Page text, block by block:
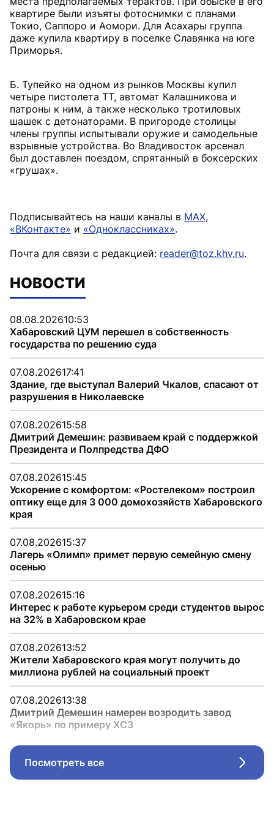
квартире были изъяты фотоснимки с планами
Токио, Саппоро и Аомори. Для Асахары группа
даже купила квартиру в поселке Славянка на юге
Приморья.
Б. Тупейко на одном из рынков Москвы купил
четыре пистолета ТТ, автомат Калашникова и
патроны к ним, а также несколько тротиловых
шашек с детонаторами. В пригороде столицы
члены группы испытывали оружие и самодельные
взрывные устройства. Во Владивосток арсенал
был доставлен поездом, спрятанный в боксерских
«грушах».
Подписывайтесь на наши каналы в MAX,
«ВКонтакте» и «Одноклассниках».
Почта для связи с редакцией: reader@toz.khv.ru.
НОВОСТИ
08.08.202610:53
Хабаровский ЦУМ перешел в собственность
государства по решению суда
07.08.202617:41
Здание, где выступал Валерий Чкалов, спасают от
разрушения в Николаевске
07.08.202615:58
Дмитрий Демешин: развиваем край с поддержкой
Президента и Полпредства ДФО
07.08.202615:45
Ускорение с комфортом: «Ростелеком» построил
оптику еще для 3 000 домохозяйств Хабаровского
края
07.08.202615:37
Лагерь «Олимп» примет первую семейную смену
осенью
07.08.202615:16
Интерес к работе курьером среди студентов вырос
на 32% в Хабаровском крае
07.08.202613:52
Жители Хабаровского края могут получить до
миллиона рублей на социальный проект
07.08.202613:38
Дмитрий Демешин намерен возродить завод
«Якорь» по примеру ХСЗ
Посмотреть все